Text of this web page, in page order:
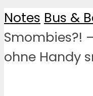
Notes Bus &
Smombies?!
ohne Handy